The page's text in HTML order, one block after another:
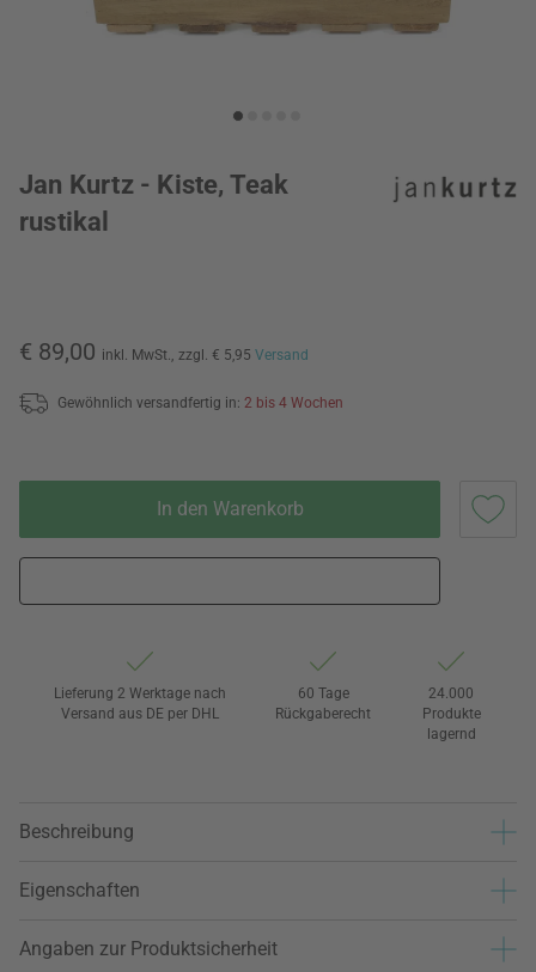
Jan Kurtz - Kiste, Teak
rustikal
€ 89,00 inkl. MwSt., zzgl. € 5,95 Versand
Gewöhnlich versandfertig in: 2 bis 4 Wochen
In den Warenkorb
Lieferung 2 Werktage nach
Versand aus DE per DHL
60 Tage
Rückgaberecht
24.000
Produkte
lagernd
Beschreibung
Eigenschaften
Angaben zur Produktsicherheit